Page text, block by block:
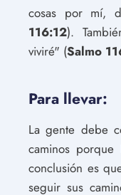
cosas por mí,
116:12).
viviré" (Salmo
Para llevar:
La gente debe
caminos
conclusión es
seguir sus